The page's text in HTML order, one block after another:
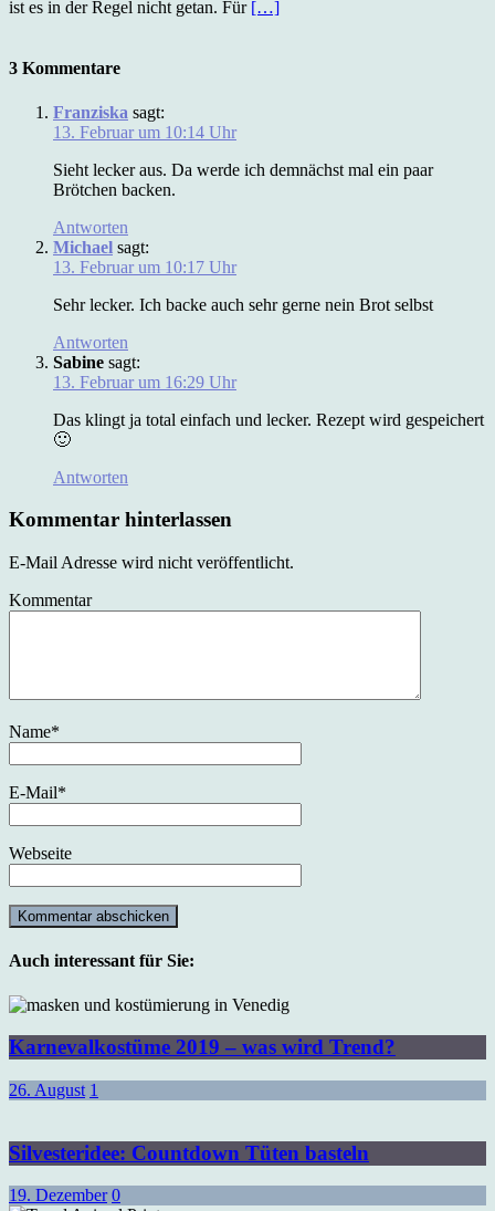
ist es in der Regel nicht getan. Für […]
3 Kommentare
Franziska sagt:
13. Februar um 10:14 Uhr
Sieht lecker aus. Da werde ich demnächst mal ein paar
Brötchen backen.
Antworten
Michael sagt:
13. Februar um 10:17 Uhr
Sehr lecker. Ich backe auch sehr gerne nein Brot selbst
Antworten
Sabine sagt:
13. Februar um 16:29 Uhr
Das klingt ja total einfach und lecker. Rezept wird gespeichert
🙂
Antworten
Kommentar hinterlassen
E-Mail Adresse wird nicht veröffentlicht.
Kommentar
Name*
E-Mail*
Webseite
Auch interessant für Sie:
Karnevalkostüme 2019 – was wird Trend?
26. August 1
Silvesteridee: Countdown Tüten basteln
19. Dezember 0